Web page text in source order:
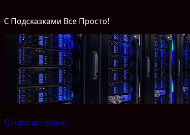
С Подсказками Все Просто!
Основное меню